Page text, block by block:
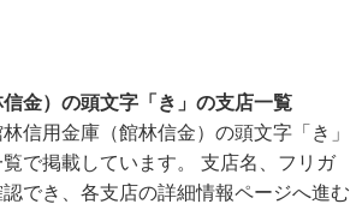
金）の頭文字「き」の支店一覧
信用金庫（館林信金）の頭文字「き」
で掲載しています。 支店名、フリガ
でき、各支店の詳細情報ページへ進む